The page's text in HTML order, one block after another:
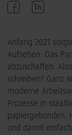
Anfang 2021
Aufsehen: Das
abzuschaffen.
schreiben? Ganz
moderne
Prozesse in
papiergebunden.
und damit